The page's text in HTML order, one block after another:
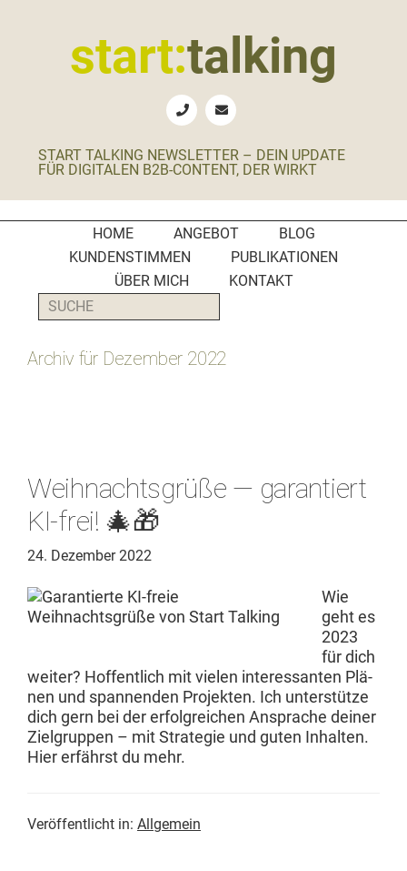
start:talking
B2B-
Social
Media
Manager
PR-
Agenturen
START TALKING NEWSLETTER – DEIN UPDATE
FÜR DIGITALEN B2B-CONTENT, DER WIRKT
HOME ANGEBOT
BLOG
KUNDENSTIMMEN
PUBLIKATIONEN
ÜBER MICH
KONTAKT
SUCHE
Archiv für Dezember 2022
Weihnachtsgrüße — garantiert
KI-frei! 🎄🎁
24. Dezember 2022
Wie
geht es
2023
für dich
weit­er? Hof­fentlich mit vie­len inter­es­san­ten Plä­
nen und span­nen­den Pro­jek­ten. Ich unter­stütze
dich gern bei der erfol­gre­ichen Ansprache dein­er
Ziel­grup­pen – mit Strate­gie und guten Inhal­ten.
Hier erfährst du mehr.
Veröffentlicht in: Allgemein